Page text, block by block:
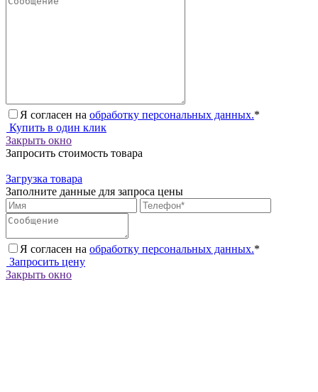
Я согласен на обработку персональных данных.*
Купить в один клик
Закрыть окно
Запросить стоимость товара
Загрузка товара
Заполните данные для запроса цены
Я согласен на обработку персональных данных.*
Запросить цену
Закрыть окно